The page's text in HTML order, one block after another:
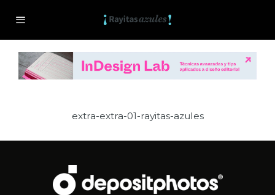
extra-extra-01-rayitas-azules